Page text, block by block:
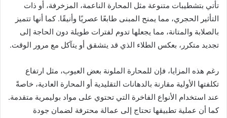
تأتي بتشطيبات متنوعة مثل المحارة الناعمة، المزخرفة، أو ذات
التأثير الحجري، مما يمنح المبنى طابعًا عصريًا وأنيقًا. كما أنها تتميز
بالصلابة والمتانة، مما يجعلها تدوم لفترات طويلة دون الحاجة إلى
تجديد متكرر، بعكس الطلاء الذي قد يتشقق أو يتآكل مع مرور الوقت.
رغم هذه المزايا، فإن للمحارة الملونة بعض العيوب، مثل ارتفاع
تكلفتها الأولية مقارنة بالدهانات التقليدية أو المحارة العادية، خاصةً
عند استخدام الأنواع الفاخرة التي تحتوي على مواد بوليمرية متقدمة.
كما أن عملية تطبيقها تحتاج إلى عمالة محترفة لضمان جودة